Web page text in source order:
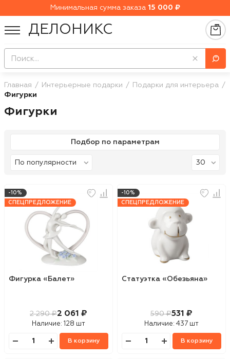
Минимальная сумма заказа 15 000 ₽
ДЕЛОНИКС
Главная Интерьерные подарки
Подарки для интерьера
Фигурки
Фигурки
Подбор по параметрам
-10%
СПЕЦПРЕДЛОЖЕНИЕ
Фигурка «Балет»
2 290 ₽2 061 ₽
Наличие: 128 шт
В корзину
-10%
СПЕЦПРЕДЛОЖЕНИЕ
Статуэтка «Обезьяна»
590 ₽531 ₽
Наличие: 437 шт
В корзину